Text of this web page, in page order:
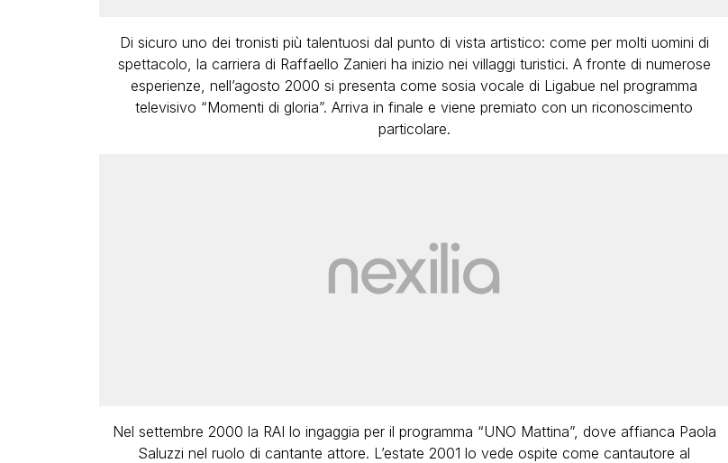
Di sicuro uno dei tronisti più talentuosi dal punto di vista artistico: come per molti uomini di
spettacolo, la carriera di Raffaello Zanieri ha inizio nei villaggi turistici. A fronte di numerose
esperienze, nell’agosto 2000 si presenta come sosia vocale di Ligabue nel programma
televisivo “Momenti di gloria”. Arriva in finale e viene premiato con un riconoscimento
particolare.
Nel settembre 2000 la RAI lo ingaggia per il programma “UNO Mattina”, dove affianca Paola
Saluzzi nel ruolo di cantante attore. L’estate 2001 lo vede ospite come cantautore al